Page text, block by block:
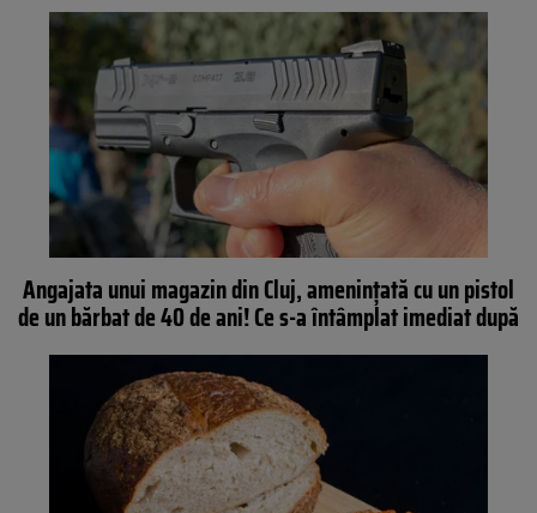
Angajata unui magazin din Cluj, amenințată cu un pistol
de un bărbat de 40 de ani! Ce s-a întâmplat imediat după